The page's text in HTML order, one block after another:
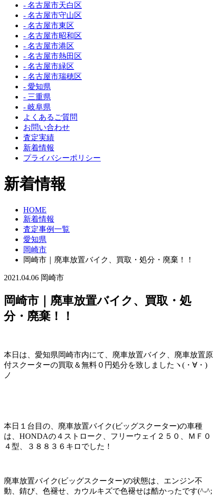
- 名古屋市天白区
- 名古屋市守山区
- 名古屋市東区
- 名古屋市昭和区
- 名古屋市港区
- 名古屋市熱田区
- 名古屋市緑区
- 名古屋市瑞穂区
- 愛知県
- 三重県
- 岐阜県
よくあるご質問
お問い合わせ
査定実績
新着情報
プライバシーポリシー
新着情報
HOME
新着情報
査定事例一覧
愛知県
岡崎市
岡崎市｜廃車放置バイク、買取・処分・廃棄！！
2021.04.06 岡崎市
岡崎市｜廃車放置バイク、買取・処
分・廃棄！！
本日は、愛知県岡崎市内にて、廃車放置バイク、廃車放置原
付スクーターの買取＆無料０円処分を致しましたヽ(・∀・)
ノ
本日１台目の、廃車放置バイク(ビッグスクーター)の車種
は、HONDAの４ストローク、フリーウェイ２５０、ＭＦ０
４型、３８８３６キロでした！
廃車放置バイク(ビッグスクーター)の状態は、エンジン不
動、錆び、色褪せ、カウルキズで色褪せは酷かったです(^-^;